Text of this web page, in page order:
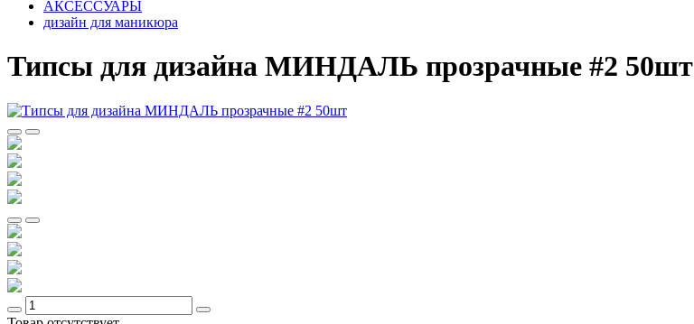
АКСЕССУАРЫ
дизайн для маникюра
Типсы для дизайна МИНДАЛЬ прозрачные #2 50шт